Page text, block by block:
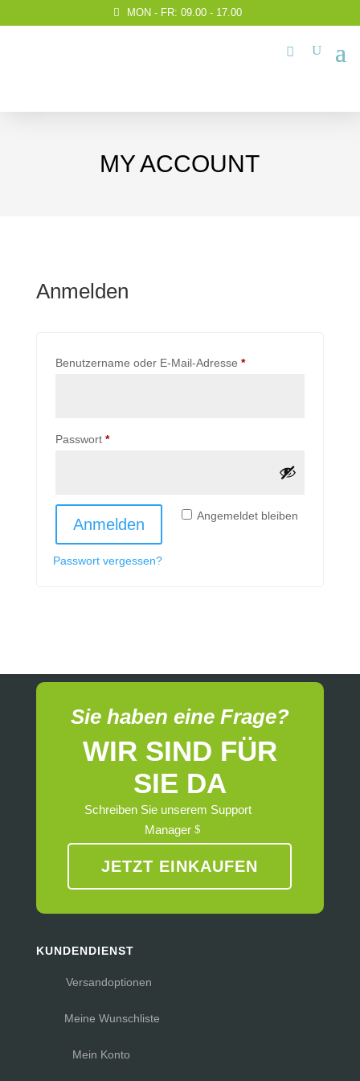
MON - FR: 09.00 - 17.00
MY ACCOUNT
Anmelden
Benutzername oder E-Mail-Adresse *erforderlich
Passwort *erforderlich
Angemeldet bleiben
Anmelden
Passwort vergessen?
Sie haben eine Frage?
WIR SIND FÜR
SIE DA
Schreiben Sie unserem Support
Manager
JETZT EINKAUFEN
KUNDENDIENST
Versandoptionen
Meine Wunschliste
Mein Konto